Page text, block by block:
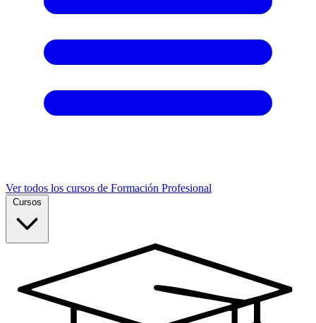
Ver todos los cursos de Formación Profesional
Cursos